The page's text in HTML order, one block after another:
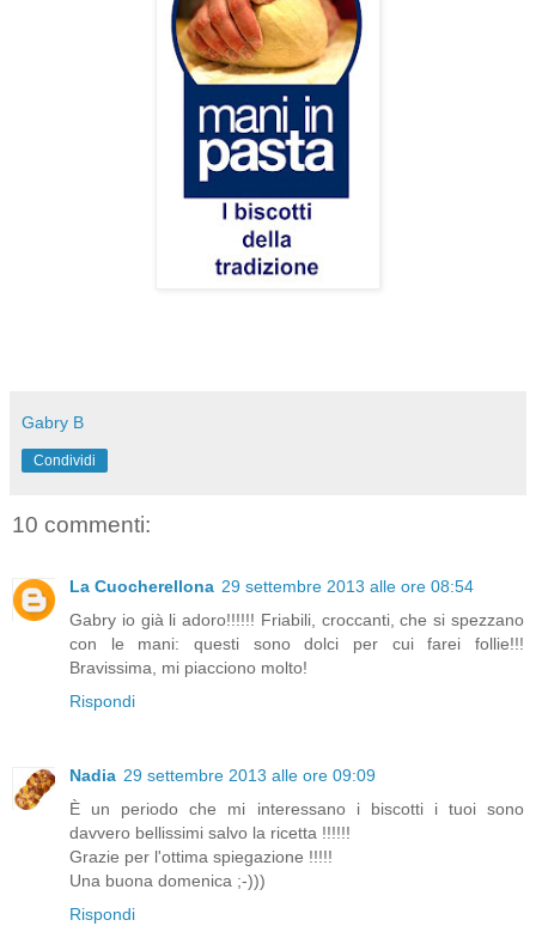
Gabry B
Condividi
10 commenti:
La Cuocherellona 29 settembre 2013 alle ore 08:54
Gabry io già li adoro!!!!!! Friabili, croccanti, che si spezzano
con le mani: questi sono dolci per cui farei follie!!!
Bravissima, mi piacciono molto!
Rispondi
Nadia 29 settembre 2013 alle ore 09:09
È un periodo che mi interessano i biscotti i tuoi sono
davvero bellissimi salvo la ricetta !!!!!!
Grazie per l'ottima spiegazione !!!!!
Una buona domenica ;-)))
Rispondi